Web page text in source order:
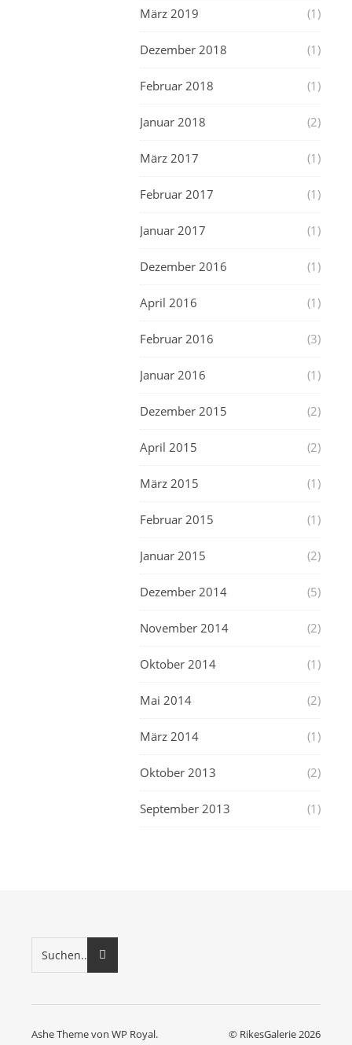
März 2019 (1)
Dezember 2018 (1)
Februar 2018 (1)
Januar 2018 (2)
März 2017 (1)
Februar 2017 (1)
Januar 2017 (1)
Dezember 2016 (1)
April 2016 (1)
Februar 2016 (3)
Januar 2016 (1)
Dezember 2015 (2)
April 2015 (2)
März 2015 (1)
Februar 2015 (1)
Januar 2015 (2)
Dezember 2014 (5)
November 2014 (2)
Oktober 2014 (1)
Mai 2014 (2)
März 2014 (1)
Oktober 2013 (2)
September 2013 (1)
© RikesGalerie 2026
Ashe Theme von WP Royal.